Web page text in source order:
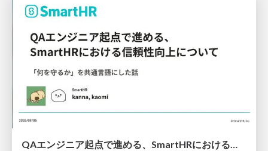
QAエンジニア起点で進める、SmartHRにおける信頼性向上について